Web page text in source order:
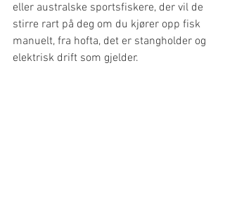
eller australske sportsfiskere, der vil de
stirre rart på deg om du kjører opp fisk
manuelt, fra hofta, det er stangholder og
elektrisk drift som gjelder.